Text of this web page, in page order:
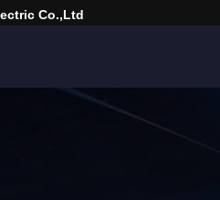
Co.,ltd